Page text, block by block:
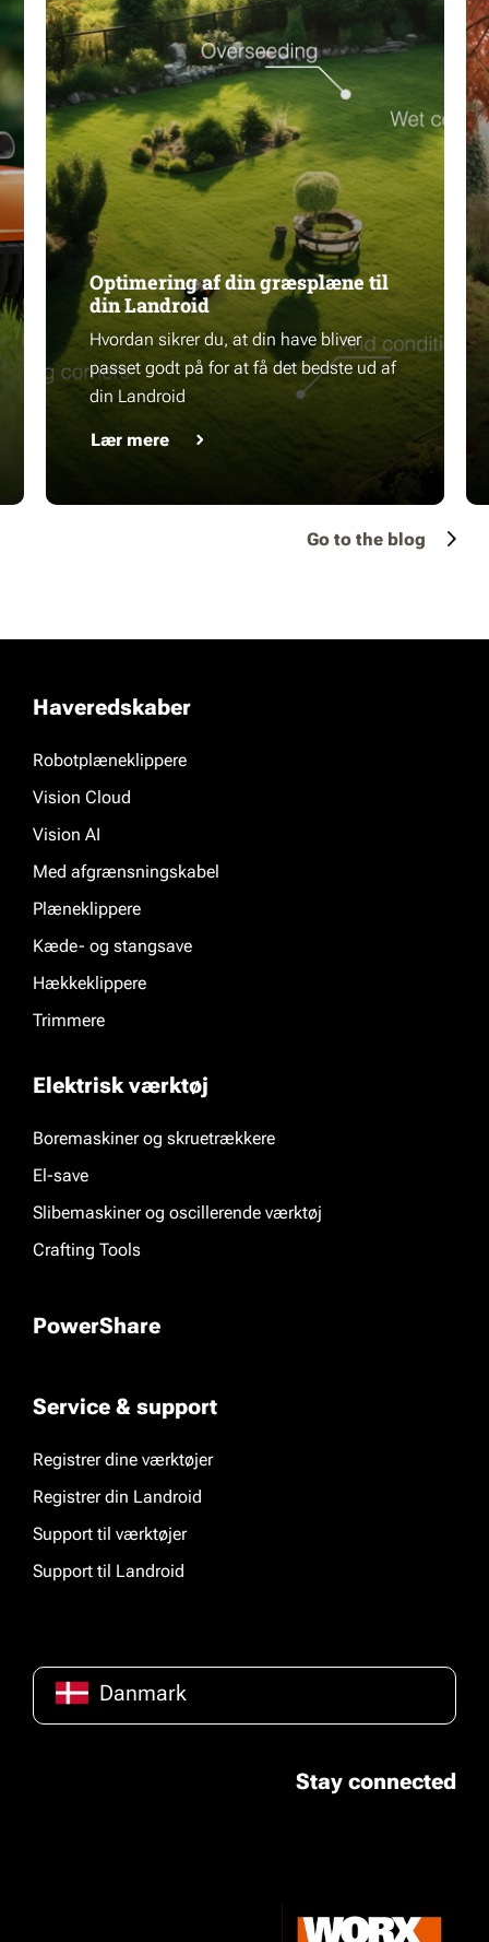
Optimering af din græsplæne til
din Landroid
Hvordan sikrer du, at din have bliver
passet godt på for at få det bedste ud af
din Landroid
Lær mere
Go to the blog
Haveredskaber
Robotplæneklippere
Vision Cloud
Vision AI
Med afgrænsningskabel
Plæneklippere
Kæde- og stangsave
Hækkeklippere
Trimmere
Elektrisk værktøj
Boremaskiner og skruetrækkere
El-save
Slibemaskiner og oscillerende værktøj
Crafting Tools
PowerShare
Service & support
Registrer dine værktøjer
Registrer din Landroid
Support til værktøjer
Support til Landroid
Danmark
Stay connected